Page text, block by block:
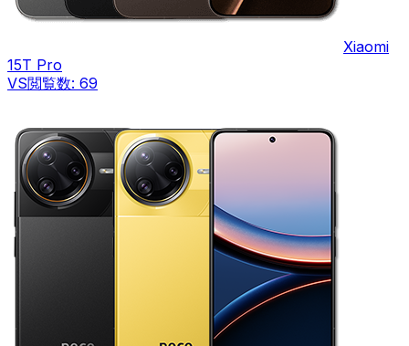
Xiaomi
15T Pro
VS閲覧数: 69